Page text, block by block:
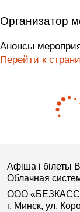
Организатор
Анонсы
Перейти к
Афіша і білеты
Облачная
ООО
г. Минск, ул.